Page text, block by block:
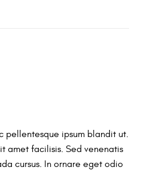
pellentesque ipsum blandit ut.
amet facilisis. Sed venenatis
cursus. In ornare eget odio